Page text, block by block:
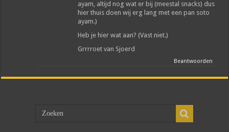
ayam, altijd nog wat er bij (meestal snacks) dus
hier thuis doen wij erg lang met een pan soto
ayam.)
Heb je hier wat aan? (Vast niet.)
Grrrroet van Sjoerd
Beantwoorden